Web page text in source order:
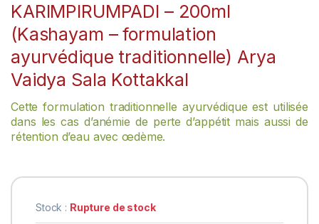
KARIMPIRUMPADI – 200ml
(Kashayam – formulation
ayurvédique traditionnelle) Arya
Vaidya Sala Kottakkal
Cette formulation traditionnelle ayurvédique est utilisée
dans les cas d’anémie de perted’appétit mais aussi de
rétention d’eau avec œdème.
Stock : Rupture de stock